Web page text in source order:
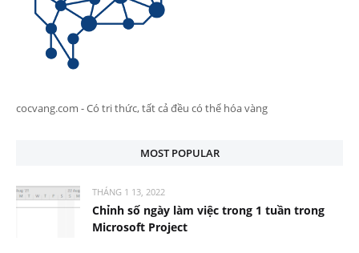
cocvang.com - Có tri thức, tất cả đều có thể hóa vàng
MOST POPULAR
THÁNG 1 13, 2022
Chỉnh số ngày làm việc trong 1 tuần trong
Microsoft Project